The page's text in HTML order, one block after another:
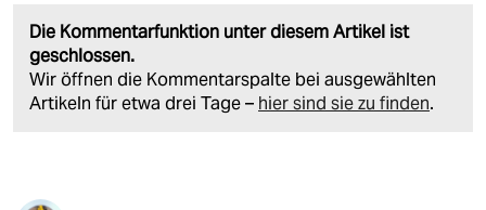
Die Kommentarfunktion unter diesem Artikel ist
geschlossen.
Wir öffnen die Kommentarspalte bei ausgewählten
Artikeln für etwa drei Tage – hier sind sie zu finden.